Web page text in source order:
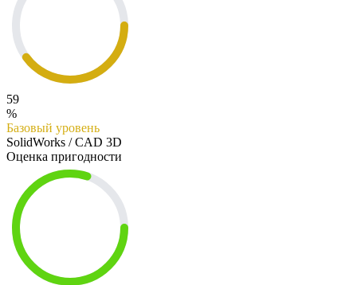
59
%
Базовый уровень
SolidWorks / CAD 3D
Оценка пригодности